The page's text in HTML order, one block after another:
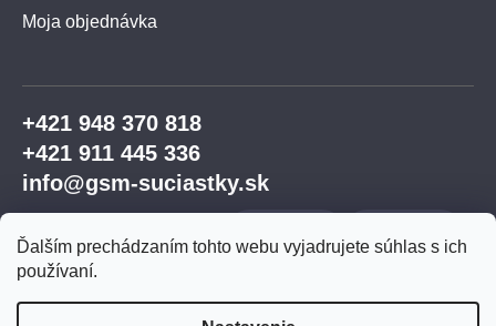
Ďalším prechádzaním tohto webu vyjadrujete súhlas s ich
používaní.
Moja objednávka
+421 948 370 818
+421 911 445 336
info@gsm-suciastky.sk